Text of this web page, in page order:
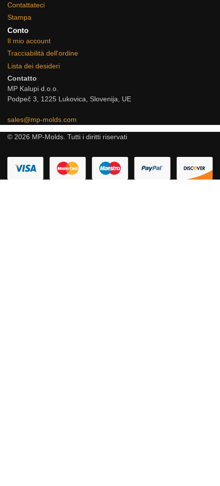
Contattateci
Stampa
Conto
Il mio account
Tracciabilità dell'ordine
Lista dei desideri
Contatto
MP Kalupi d.o.o.
Podpeč 3, 1225 Lukovica, Slovenija, UE
sales@mp-molds.com
© 2026 MP-Molds. Tutti i diritti riservati